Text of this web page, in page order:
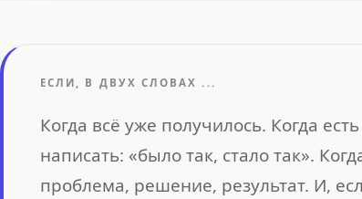
ЕСЛИ, В ДВУХ СЛОВАХ ...
Когда всё уже получилось. Когда
написать: «было так, стало так».
проблема, решение, результат. И,